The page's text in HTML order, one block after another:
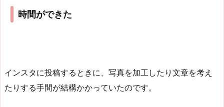
時間ができた
インスタに投稿するときに、写真を加工したり文章を考え
たりする手間が結構かかっていたのです。